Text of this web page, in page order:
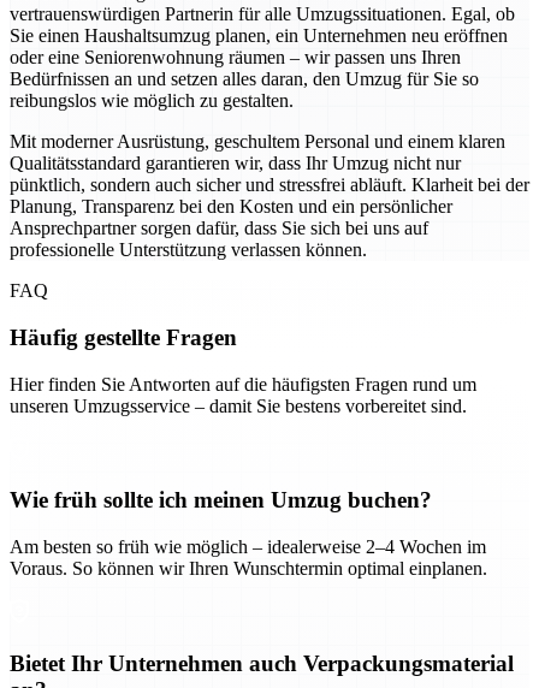
vertrauenswürdigen Partnerin für alle Umzugssituationen. Egal, ob
Sie einen Haushaltsumzug planen, ein Unternehmen neu eröffnen
oder eine Seniorenwohnung räumen – wir passen uns Ihren
Bedürfnissen an und setzen alles daran, den Umzug für Sie so
reibungslos wie möglich zu gestalten.
Mit moderner Ausrüstung, geschultem Personal und einem klaren
Qualitätsstandard garantieren wir, dass Ihr Umzug nicht nur
pünktlich, sondern auch sicher und stressfrei abläuft. Klarheit bei der
Planung, Transparenz bei den Kosten und ein persönlicher
Ansprechpartner sorgen dafür, dass Sie sich bei uns auf
professionelle Unterstützung verlassen können.
FAQ
Häufig gestellte Fragen
Hier finden Sie Antworten auf die häufigsten Fragen rund um
unseren Umzugsservice – damit Sie bestens vorbereitet sind.
Wie früh sollte ich meinen Umzug buchen?
Am besten so früh wie möglich – idealerweise 2–4 Wochen im
Voraus. So können wir Ihren Wunschtermin optimal einplanen.
Bietet Ihr Unternehmen auch Verpackungsmaterial